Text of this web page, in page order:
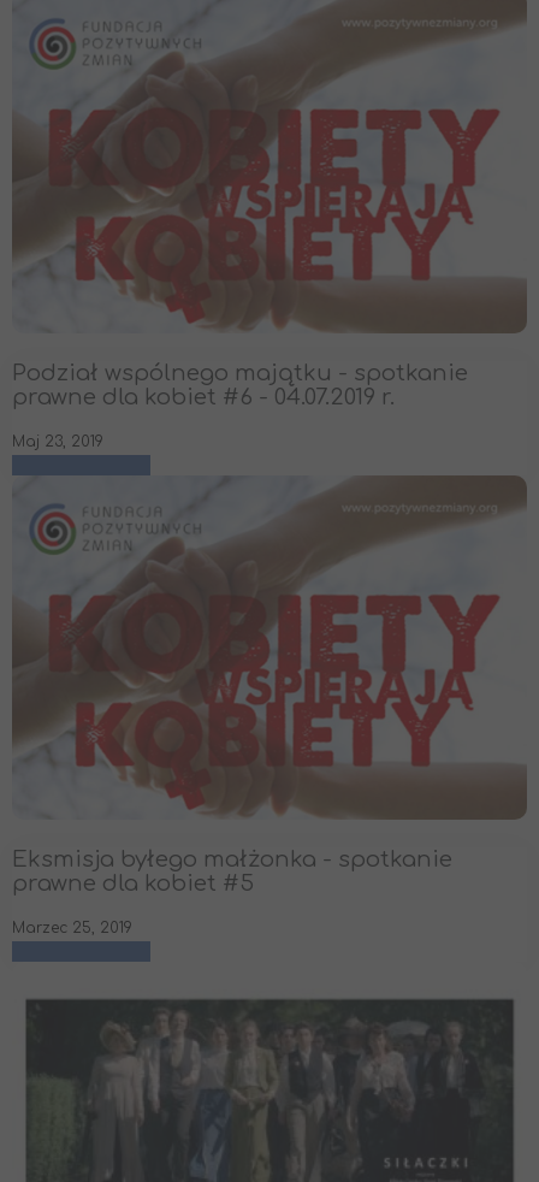
Podział wspólnego majątku - spotkanie
prawne dla kobiet #6 - 04.07.2019 r.
Maj 23, 2019
Eksmisja byłego małżonka - spotkanie
prawne dla kobiet #5
Marzec 25, 2019